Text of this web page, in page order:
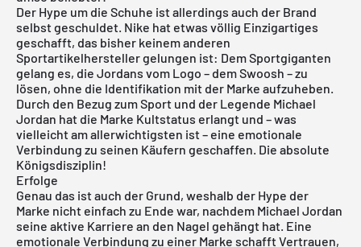
Der Hype um die Schuhe ist allerdings auch der Brand
selbst geschuldet. Nike hat etwas völlig Einzigartiges
geschafft, das bisher keinem anderen
Sportartikelhersteller gelungen ist: Dem Sportgiganten
gelang es, die Jordans vom Logo – demSwoosh – zu
lösen, ohne die Identifikation mit der Marke aufzuheben.
Durch den Bezug zum Sport und der Legende Michael
Jordan hat die Marke Kultstatus erlangt und – was
vielleicht am allerwichtigsten ist – eine emotionale
Verbindung zu seinen Käufern geschaffen. Die absolute
Königsdisziplin!
Erfolge
Genau das ist auch der Grund, weshalb der Hype der
Marke nicht einfach zu Ende war, nachdem Michael Jordan
seine aktive Karriere an den Nagel gehängt hat. Eine
emotionale Verbindung zu einer Marke schafft Vertrauen,